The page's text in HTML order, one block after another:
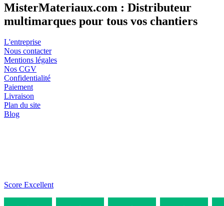
MisterMateriaux.com : Distributeur
multimarques pour tous vos chantiers
L'entreprise
Nous contacter
Mentions légales
Nos CGV
Confidentialité
Paiement
Livraison
Plan du site
Blog
Score Excellent